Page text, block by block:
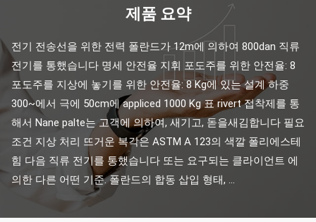
제품 요약
전기 전송선을 위한 전력 폴란드가 12m에 의하여 800dan 직류
전기를 통했습니다 명세 안전율 지휘 포도주를 위한 안전율: 8
포도주를 지상에 놓기를 위한 안전율: 8 Kg에 있는 설계 하중
300~에서 극에 50cm에 appliced 1000 Kg 표 rivert 접착제를 통
해서 Nane palte는 고객에 의하여, 새기고, 돋을새김합니다 필요
조건 지상 처리 뜨거운 복각은 ASTM A 123의 색깔 폴리에스테
힘 다음 직류 전기를 통했습니다 또는 요구되는 클라이언트 에
의한 다른 어떤 기준. 폴란드의 합동 삽입 형태, ...